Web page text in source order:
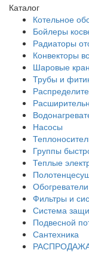
Каталог
Котельное
Бойлеры
Радиаторы
Конвекторы
Шаровые
Трубы и
Насосы
Группы
Теплые
Обогреватели
Фильтры и
Система
Подвесной
Сантехника